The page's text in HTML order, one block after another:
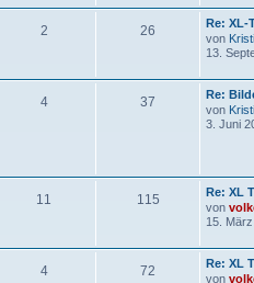
2 26
Re: XL-
von
13.
4 37
Re:
von
3. Juni
11 115
Re: XL
von
15.
4 72
Re: XL
von